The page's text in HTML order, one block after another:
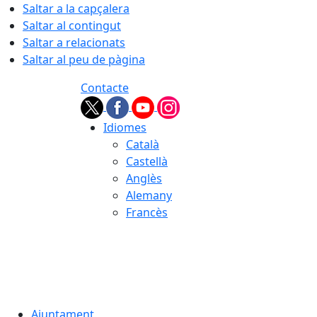
Saltar a la capçalera
Saltar al contingut
Saltar a relacionats
Saltar al peu de pàgina
Contacte
Idiomes
Català
Castellà
Anglès
Alemany
Francès